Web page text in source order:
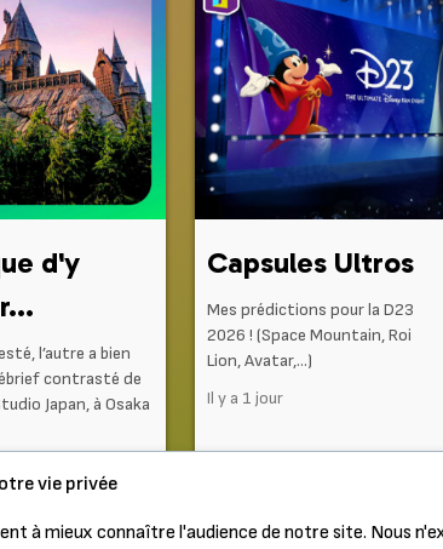
d'y
l’autre a bien
contrasté de
Japan, à Osaka
Capsules Ultros
Mes prédictions pour la D23
2026 ! (Space Mountain, Roi
Lion, Avatar,…)
Il y a 1 jour
vie privée
à mieux connaître l'audience de notre site. Nous